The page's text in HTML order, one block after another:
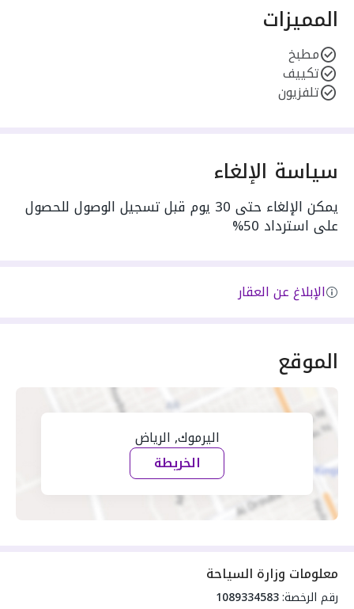
المميزات
مطبخ
تكييف
تلفزيون
سياسة الإلغاء
يمكن الإلغاء حتى 30 يوم قبل تسجيل الوصول للحصول
على استرداد 50%
الإبلاغ عن العقار
الموقع
اليرموك, الرياض
الخريطة
معلومات وزارة السياحة
رقم الرخصة:1089334583